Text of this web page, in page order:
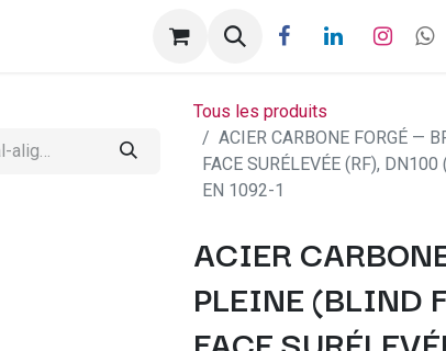
Rendez-vous
Tous les produits
ACIER CARBONE FORGÉ —
FACE SURÉLEVÉE (RF),
EN 1092-1
ACIER
PLEINE (BLIND